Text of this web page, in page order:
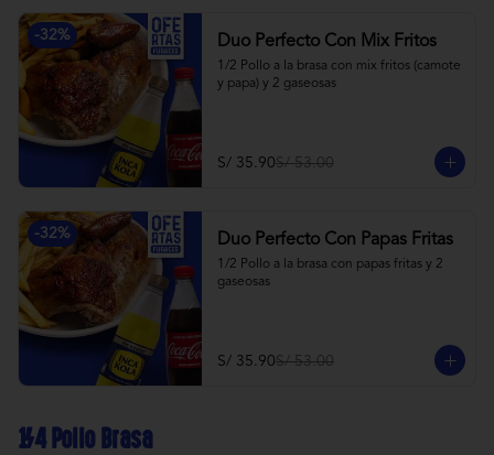
-32% Duo Perfecto Con Mix Fritos
1/2 Pollo a la brasa con mix fritos (camote
y papa) y 2 gaseosas
S/ 35.90S/ 53.00
-32% Duo Perfecto Con Papas Fritas
1/2 Pollo a la brasa con papas fritas y 2
gaseosas
S/ 35.90S/ 53.00
1/4 Pollo Brasa